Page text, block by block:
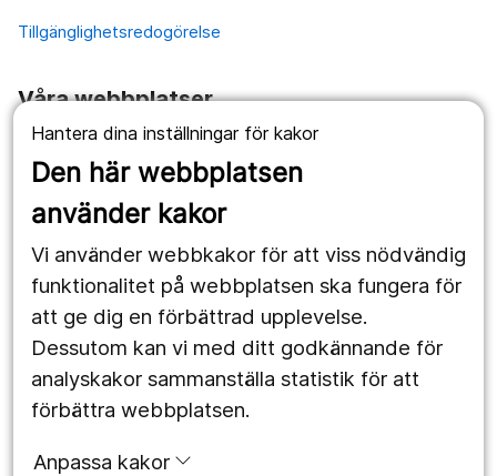
Hantera dina inställningar för kakor
Den här webbplatsen
använder kakor
Vi använder webbkakor för att viss nödvändig
funktionalitet på webbplatsen ska fungera för
att ge dig en förbättrad upplevelse.
Dessutom kan vi med ditt godkännande för
analyskakor sammanställa statistik för att
förbättra webbplatsen.
Anpassa kakor
Tillgänglighetsredogörelse
Våra webbplatser
1177.se
Länstrafiken
Utveckling
Följ oss
Facebook